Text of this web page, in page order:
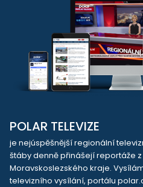
POLAR TELEVIZE
je nejúspěšnější regionální
štáby denně přinášejí reportáže
Moravskoslezského kraje.
televizního vysílání, portálu